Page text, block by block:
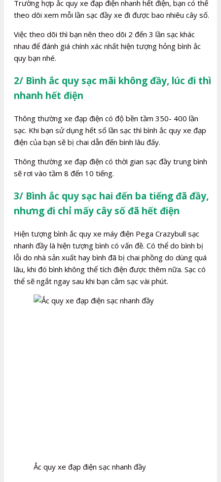
Trường hợp ắc quy xe đạp điện nhanh hết điện, bạn có thể
theo dõi xem mỗi lần sạc đầy xe đi được bao nhiêu cây số.
Việc theo dõi thì bạn nên theo dõi 2 đến 3 lần sạc khác
nhau để đánh giá chính xác nhất hiện tượng hỏng bình ắc
quy bạn nhé.
2/ Bình ắc quy sạc mãi không đầy, lúc đi thì
nhanh hết điện
Thông thường xe đạp điện có độ bền tầm 350- 400 lần
sạc. Khi bạn sử dụng hết số lần sạc thì bình ắc quy xe đạp
điện của bạn sẽ bị chai dẫn đến bình lâu đấy.
Thông thường xe đạp điện có thời gian sạc đầy trung bình
sẽ rơi vào tầm 8 đến 10 tiếng.
3/ Bình ắc quy sạc hai đến ba tiếng đã đầy,
nhưng đi chỉ mấy cây số đã hết điện
Hiện tượng bình ắc quy xe máy điện Pega Crazybull sạc
nhanh đầy là hiện tượng bình có vấn đề. Có thể do bình bị
lỗi do nhà sản xuất hay bình đã bị chai phồng do dùng quá
lâu, khi đó bình không thể tích điện được thêm nữa. Sạc có
thể sẽ ngắt ngay sau khi bạn cắm sạc vài phút.
Ắc quy xe đạp điện sạc nhanh đầy